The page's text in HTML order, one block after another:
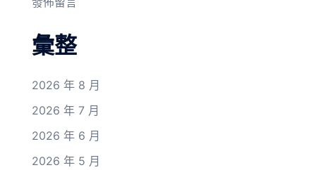
彙整
2026 年 8 月
2026 年 7 月
2026 年 6 月
2026 年 5 月